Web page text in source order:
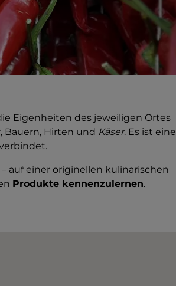
Eigenheiten des jeweiligen Ortes
Bauern, Hirten und Käser. Es ist eine
auf einer originellen kulinarischen
Produkte kennenzulernen.